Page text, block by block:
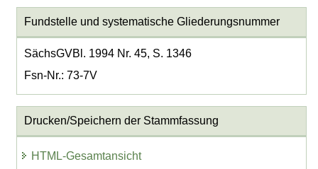
Fundstelle und systematische Gliederungsnummer
SächsGVBl. 1994 Nr. 45, S. 1346
Fsn-Nr.: 73-7V
Drucken/Speichern der Stammfassung
HTML-Gesamtansicht